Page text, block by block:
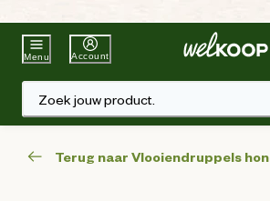
Beste Winkelketen
Menu Account
Zoek jouw product.
Terug naar Vlooiendruppels